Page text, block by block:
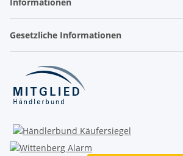
Gesetzliche Informationen